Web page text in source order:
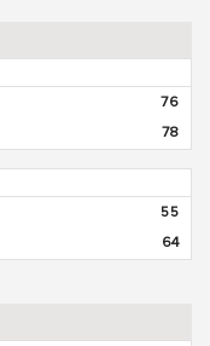
76
78
55
64